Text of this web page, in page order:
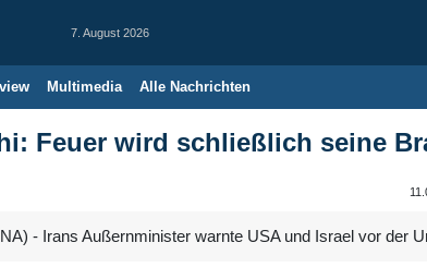
7. August 2026
Multimedia Alle Nachrichten
Feuer wird schließlich seine